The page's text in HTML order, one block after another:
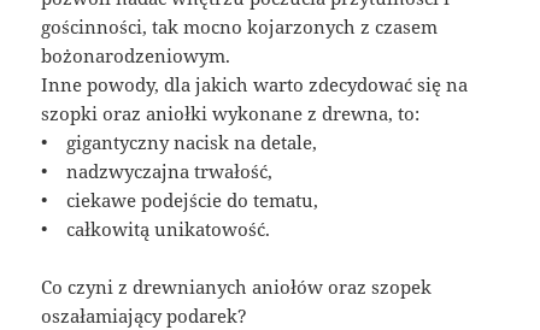
gościnności, tak mocno kojarzonych z czasem
bożonarodzeniowym.
Inne powody, dla jakich warto zdecydować się na
szopki oraz aniołki wykonane z drewna, to:
• gigantyczny nacisk na detale,
• nadzwyczajna trwałość,
• ciekawe podejście do tematu,
• całkowitą unikatowość.
Co czyni z drewnianych aniołów oraz szopek
oszałamiający podarek?